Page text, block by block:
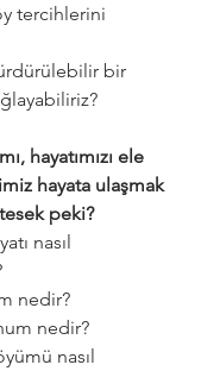
tercihlerini
bir
hayatımızı ele
hayata ulaşmak
peki?
nasıl
nedir?
nedir?
nasıl